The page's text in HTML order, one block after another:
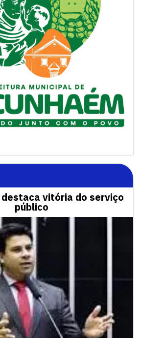
destaca vitória do serviço
público